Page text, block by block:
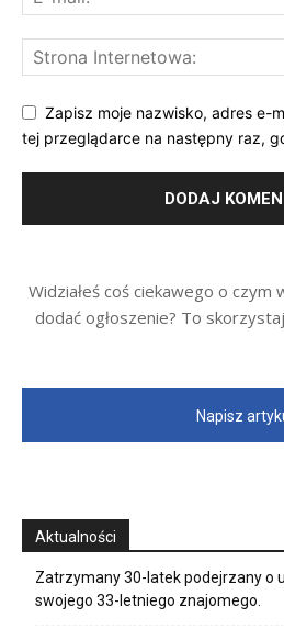
Zapisz moje nazwisko, adres e-
tej przeglądarce na następny raz,
Widziałeś coś ciekawego o czym
dodać ogłoszenie? To
Napisz
Aktualności
Zatrzymany 30-latek podejrzany o
swojego 33-letniego znajomego.